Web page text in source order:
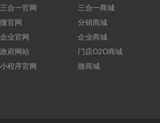
三合一官网
微官网
企业官网
政府网站
小程序官网
三合一商城
分销商城
企业商城
门店O2O商城
微商城